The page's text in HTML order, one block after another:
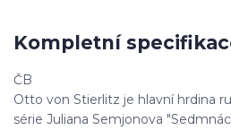
Kompletní
ČB
Otto von Stierlitz je hlavní hrdina
série Juliana Semjonova